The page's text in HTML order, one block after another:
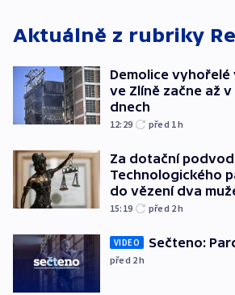
Aktuálně z rubriky
Demolice
ve Zlíně začne až
dnech
12:29 před 1h
Za dotační
Technologického
do vězení dva
15:19 před 2h
VIDEO Sečteno:
před 2h